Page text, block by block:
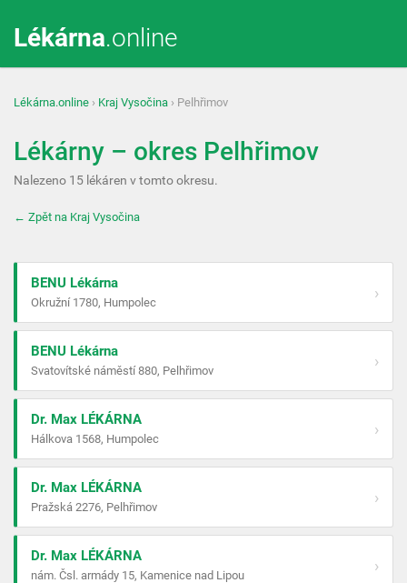
Lékárna.online
Lékárna.online › Kraj Vysočina › Pelhřimov
Lékárny – okres Pelhřimov
Nalezeno 15 lékáren v tomto okresu.
← Zpět na Kraj Vysočina
BENU Lékárna
Okružní 1780, Humpolec
›
BENU Lékárna
Svatovítské náměstí 880, Pelhřimov
›
Dr. Max LÉKÁRNA
Hálkova 1568, Humpolec
›
Dr. Max LÉKÁRNA
Pražská 2276, Pelhřimov
›
Dr. Max LÉKÁRNA
nám. Čsl. armády 15, Kamenice nad Lipou
›